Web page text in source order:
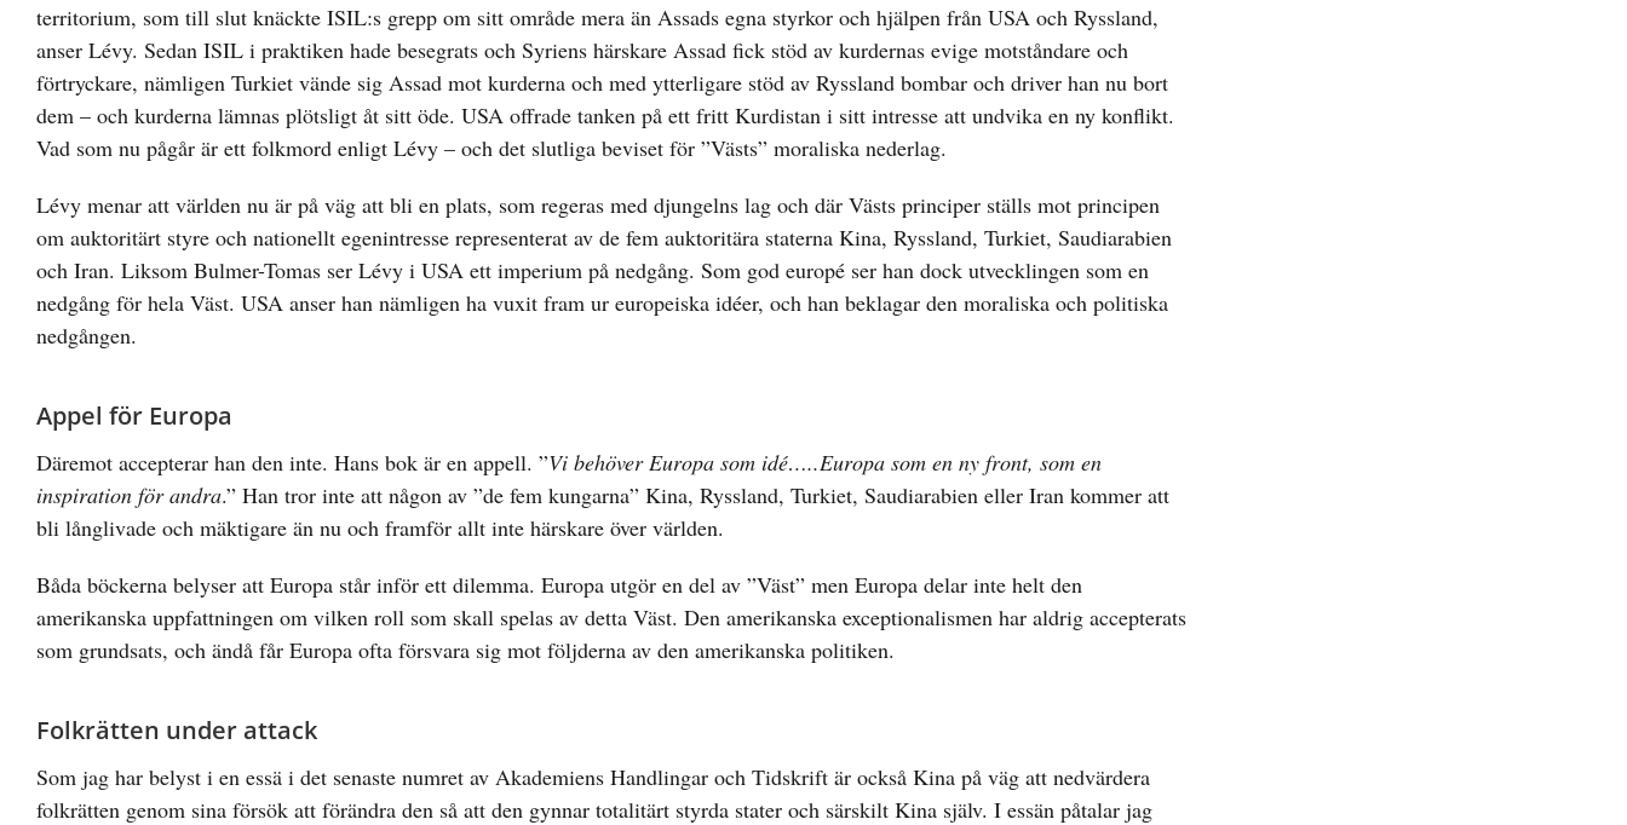
territorium, som till slut knäckte ISIL:s grepp om sitt område mera än Assads egna styrkor och hjälpen från USA och Ryssland,
anser Lévy. Sedan ISIL i praktiken hade besegrats och Syriens härskare Assad fick stöd av kurdernas evige motståndare och
förtryckare, nämligen Turkiet vände sig Assad mot kurderna och med ytterligare stöd av Ryssland bombar och driver han nu bort
dem – och kurderna lämnas plötsligt åt sitt öde. USA offrade tanken på ett fritt Kurdistan i sitt intresse att undvika en ny konflikt.
Vad som nu pågår är ett folkmord enligt Lévy – och det slutliga beviset för ”Västs” moraliska nederlag.
Lévy menar att världen nu är på väg att bli en plats, som regeras med djungelns lag och där Västs principer ställs mot principen
om auktoritärt styre och nationellt egenintresse representerat av de fem auktoritära staterna Kina, Ryssland, Turkiet, Saudiarabien
och Iran. Liksom Bulmer-Tomas ser Lévy i USA ett imperium på nedgång. Som god europé ser han dock utvecklingen som en
nedgång för hela Väst. USA anser han nämligen ha vuxit fram ur europeiska idéer, och han beklagar den moraliska och politiska
nedgången.
Appel för Europa
Däremot accepterar han den inte. Hans bok är en appell. ”Vi behöver Europa som idé…..Europa som en ny front, som en
inspiration för andra.” Han tror inte att någon av ”de fem kungarna” Kina, Ryssland, Turkiet, Saudiarabien eller Iran kommer att
bli långlivade och mäktigare än nu och framför allt inte härskare över världen.
Båda böckerna belyser att Europa står inför ett dilemma. Europa utgör en del av ”Väst” men Europa delar inte helt den
amerikanska uppfattningen om vilken roll som skall spelas av detta Väst. Den amerikanska exceptionalismen har aldrig accepterats
som grundsats, och ändå får Europa ofta försvara sig mot följderna av den amerikanska politiken.
Folkrätten under attack
Som jag har belyst i en essä i det senaste numret av Akademiens Handlingar och Tidskrift är också Kina på väg att nedvärdera
folkrätten genom sina försök att förändra den så att den gynnar totalitärt styrda stater och särskilt Kina själv. I essän påtalar jag